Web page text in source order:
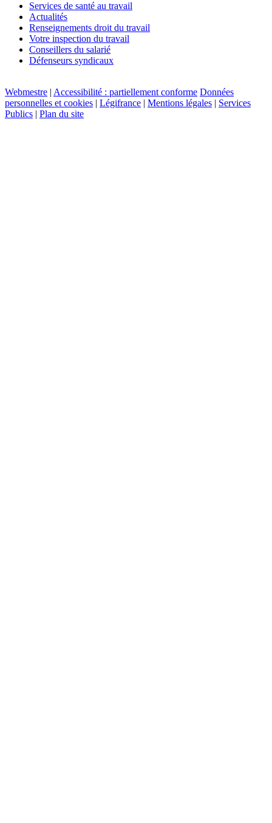
Services de santé au travail
Actualités
Renseignements droit du travail
Votre inspection du travail
Conseillers du salarié
Défenseurs syndicaux
Webmestre | Accessibilité : partiellement conforme Données
personnelles et cookies | Légifrance | Mentions légales | Services
Publics | Plan du site